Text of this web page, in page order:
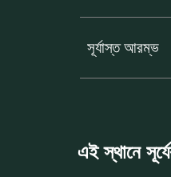
সূর্যাস্ত আরম্ভ
এই স্থানে